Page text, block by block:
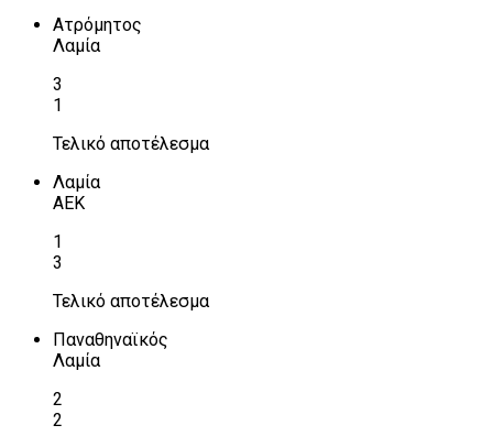
Ατρόμητος
Λαμία
3
1
Τελικό αποτέλεσμα
Λαμία
ΑΕΚ
1
3
Τελικό αποτέλεσμα
Παναθηναϊκός
Λαμία
2
2